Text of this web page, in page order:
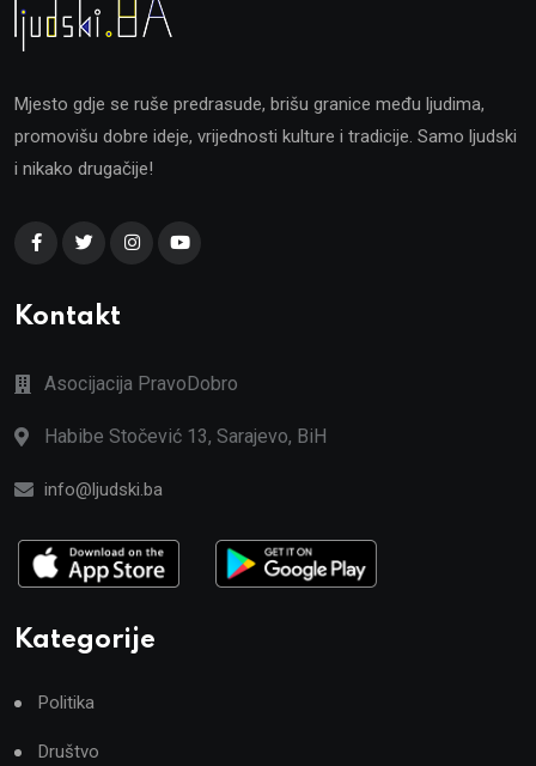
Mjesto gdje se ruše predrasude, brišu granice među ljudima,
promovišu dobre ideje, vrijednosti kulture i tradicije. Samo ljudski
i nikako drugačije!
Kontakt
Asocijacija PravoDobro
Habibe Stočević 13, Sarajevo, BiH
info@ljudski.ba
Kategorije
Politika
Društvo